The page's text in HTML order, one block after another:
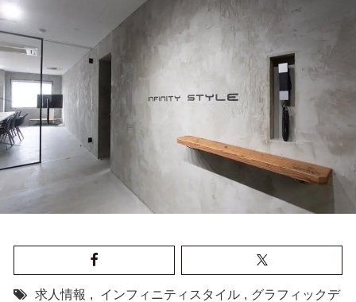
求人情報 , インフィニティスタイル , グラフィックデ